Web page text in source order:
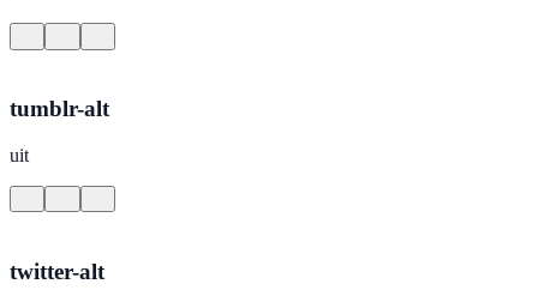
tumblr-alt
uit
twitter-alt